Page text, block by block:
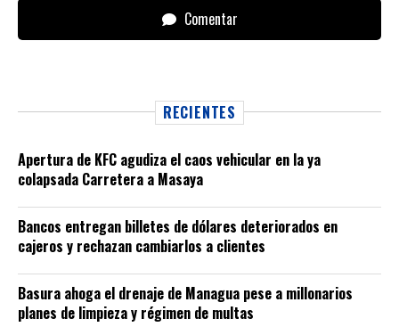
Comentar
RECIENTES
Apertura de KFC agudiza el caos vehicular en la ya
colapsada Carretera a Masaya
Bancos entregan billetes de dólares deteriorados en
cajeros y rechazan cambiarlos a clientes
Basura ahoga el drenaje de Managua pese a millonarios
planes de limpieza y régimen de multas